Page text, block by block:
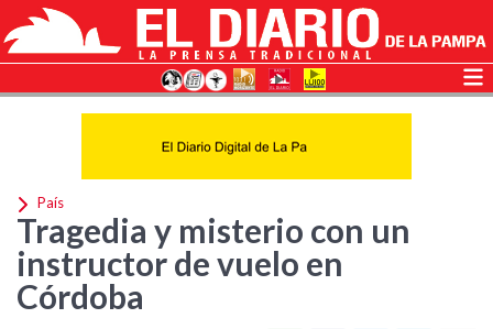
País
Tragedia y misterio con un
instructor de vuelo en
Córdoba